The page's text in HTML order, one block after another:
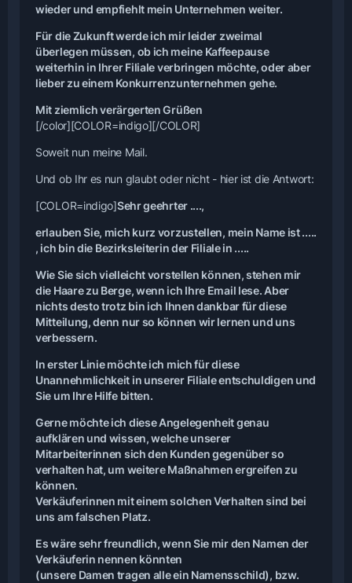
wieder und empfiehlt mein Unternehmen weiter.
Für die Zukunft werde ich mir leider zweimal
überlegen müssen, ob ich meine Kaffeepause
weiterhin in Ihrer Filiale verbringen möchte, oder aber
lieber zu einem Konkurrenzunternehmen gehe.
Mit ziemlich verärgerten Grüßen
[/color][COLOR=indigo][/COLOR]
Soweit nun meine Mail.
Und ob Ihr es nun glaubt oder nicht - hier ist die Antwort:
[COLOR=indigo]Sehr geehrter ....,
erlauben Sie, mich kurz vorzustellen, mein Name ist .....
, ich bin die Bezirksleiterin der Filiale in .....
Wie Sie sich vielleicht vorstellen können, stehen mir
die Haare zu Berge, wenn ich Ihre Email lese. Aber
nichts desto trotz bin ich Ihnen dankbar für diese
Mitteilung, denn nur so können wir lernen und uns
verbessern.
In erster Linie möchte ich mich für diese
Unannehmlichkeit in unserer Filiale entschuldigen und
Sie um Ihre Hilfe bitten.
Gerne möchte ich diese Angelegenheit genau
aufklären und wissen, welche unserer
Mitarbeiterinnen sich den Kunden gegenüber so
verhalten hat, um weitere Maßnahmen ergreifen zu
können.
Verkäuferinnen mit einem solchen Verhalten sind bei
uns am falschen Platz.
Es wäre sehr freundlich, wenn Sie mir den Namen der
Verkäuferin nennen könnten
(unsere Damen tragen alle ein Namensschild), bzw.